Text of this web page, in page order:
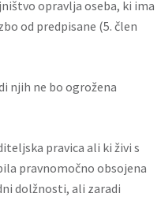
opravlja oseba, ki ima
od predpisane (5. člen
njih ne bo ogrožena
pravica ali ki živi s
pravnomočno obsojena
dolžnosti, ali zaradi